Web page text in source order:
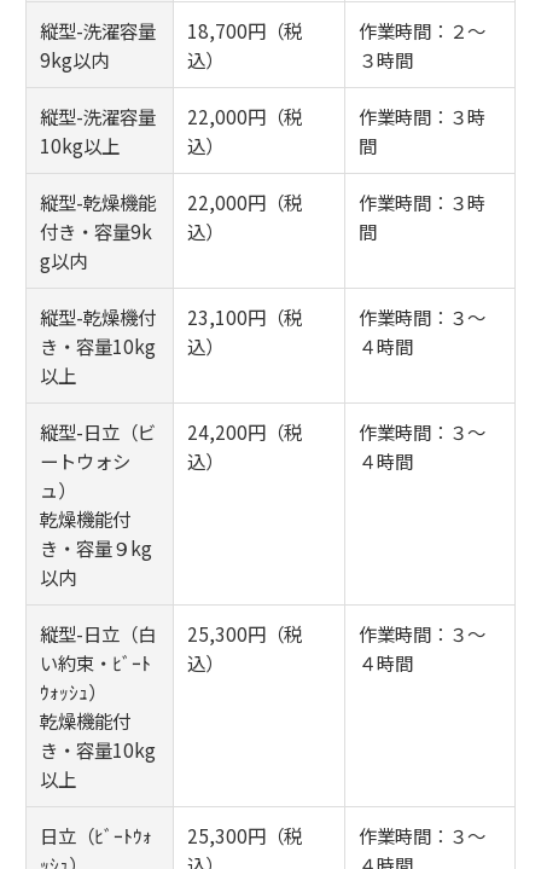
縦型-洗濯容量
9kg以内
18,700円（税
込）
作業時間：２～
３時間
縦型-洗濯容量
10kg以上
22,000円（税
込）
作業時間：３時
間
縦型-乾燥機能
付き・容量9k
g以内
22,000円（税
込）
作業時間：３時
間
縦型-乾燥機付
き・容量10kg
以上
23,100円（税
込）
作業時間：３～
４時間
縦型-日立（ビ
ートウォシ
ュ）
乾燥機能付
き・容量９kg
以内
24,200円（税
込）
作業時間：３～
４時間
縦型-日立（白
い約束・ﾋﾞｰﾄ
ｳｫｯｼｭ）
乾燥機能付
き・容量10kg
以上
25,300円（税
込）
作業時間：３～
４時間
日立（ﾋﾞｰﾄｳｫ
25,300円（税
作業時間：３～